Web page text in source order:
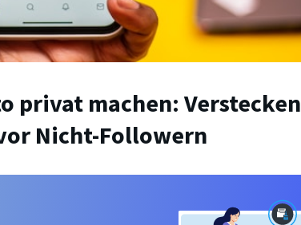
privat machen: Verstecken
Nicht-Followern